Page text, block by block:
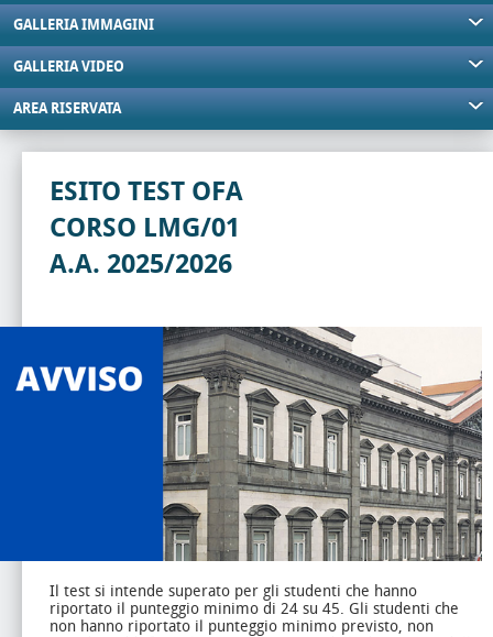
GALLERIA IMMAGINI
GALLERIA VIDEO
AREA RISERVATA
ESITO TEST OFA
CORSO LMG/01
A.A. 2025/2026
Il test si intende superato per gli studenti che hanno
riportato il punteggio minimo di 24 su 45. Gli studenti che
non hanno riportato il punteggio minimo previsto, non